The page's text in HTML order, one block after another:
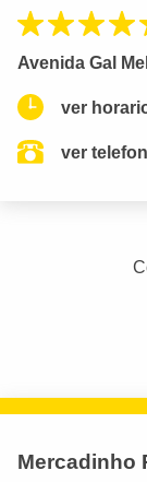
Avenida Gal
ver
ver
Mercadinho